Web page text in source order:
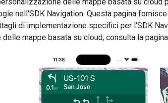
nell'SDK Navigation. Questa pagina
di implementazione specifici per l'SDK
delle mappe basata su cloud, consulta la pagina